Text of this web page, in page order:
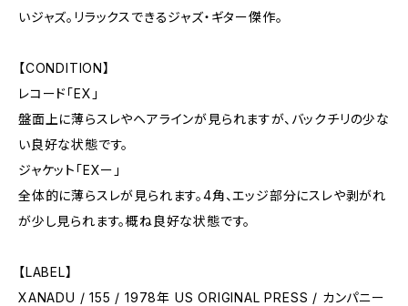
いジャズ。リラックスできるジャズ・ギター傑作。
【CONDITION】
レコード「EX」
盤面上に薄らスレやヘアラインが見られますが、バックチリの少な
い良好な状態です。
ジャケット「EXー」
全体的に薄らスレが見られます。4角、エッジ部分にスレや剥がれ
が少し見られます。概ね良好な状態です。
【LABEL】
XANADU / 155 / 1978年 US ORIGINAL PRESS / カンパニー